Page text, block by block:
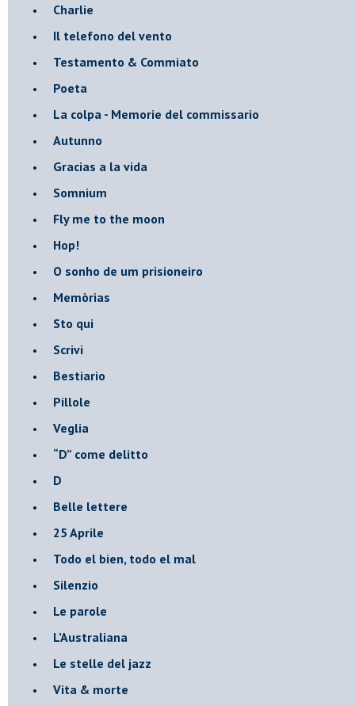
Charlie
Il telefono del vento
Testamento & Commiato
Poeta
​La colpa - Memorie del commissario
Autunno
Gracias a la vida
Somnium
Fly me to the moon
Hop!
O sonho de um prisioneiro
Memòrias
Sto qui
Scrivi
Bestiario
Pillole
Veglia
​“D” come delitto
D
Belle lettere
25 Aprile
Todo el bien, todo el mal
Silenzio
Le parole
​L’Australiana
Le stelle del jazz
Vita & morte